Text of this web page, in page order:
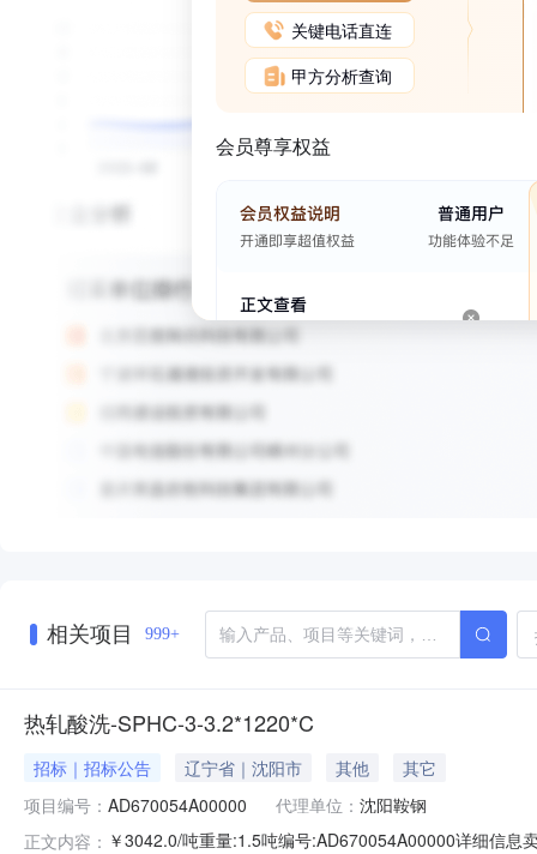
关键电话直连
甲方分析查询
会员尊享权益
相关项目 999+
热轧酸洗-SPHC-3-3.2*1220*C
招标｜招标公告 辽宁省｜沈阳市 其他
其它
项目编号： AD670054A00000 代理单位： 沈阳鞍钢
正文内容： ￥3042.0/吨重量:1.5吨编号:AD670054A00000详细信息